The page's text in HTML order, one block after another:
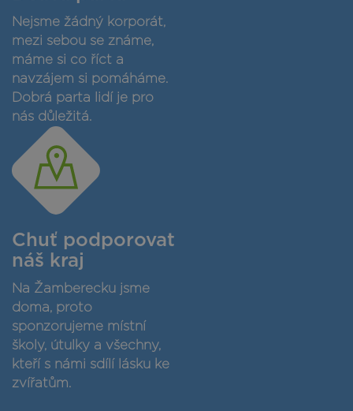
Nejsme žádný korporát,
mezi sebou se známe,
máme si co říct a
navzájem si pomáháme.
Dobrá parta lidí je pro
nás důležitá.
Chuť podporovat
náš kraj
Na Žamberecku jsme
doma, proto
sponzorujeme místní
školy, útulky a všechny,
kteří s námi sdílí lásku ke
zvířatům.